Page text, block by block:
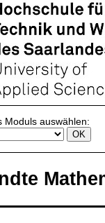
Moduls auswählen: